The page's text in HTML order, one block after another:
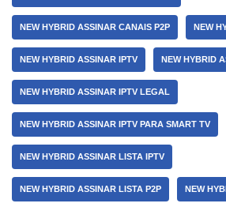
NEW HYBRID ASSINAR CANAIS P2P NEW
NEW HYBRID ASSINAR IPTV NEW HYBRID
NEW HYBRID ASSINAR IPTV LEGAL
NEW HYBRID ASSINAR IPTV PARA SMART TV
NEW HYBRID ASSINAR LISTA IPTV
NEW HYBRID ASSINAR LISTA P2P NEW